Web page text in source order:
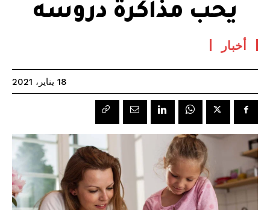
يحب مذاكرة دروسه
أخبار
18 يناير، 2021